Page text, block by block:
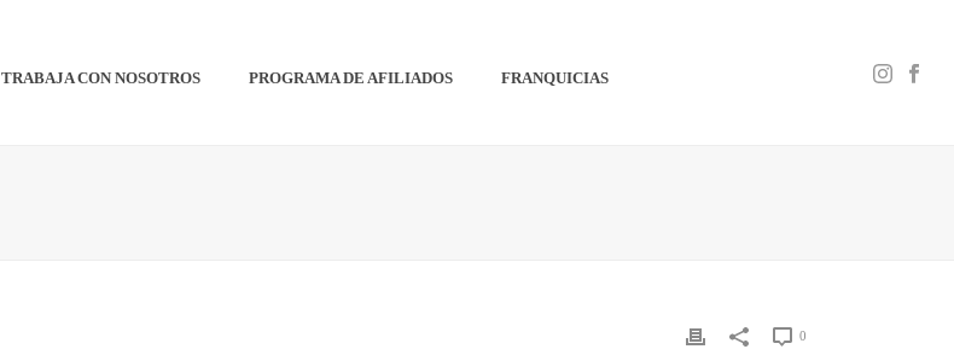
TRABAJA CON NOSOTROS PROGRAMA DE AFILIADOS FRANQUICIAS
0